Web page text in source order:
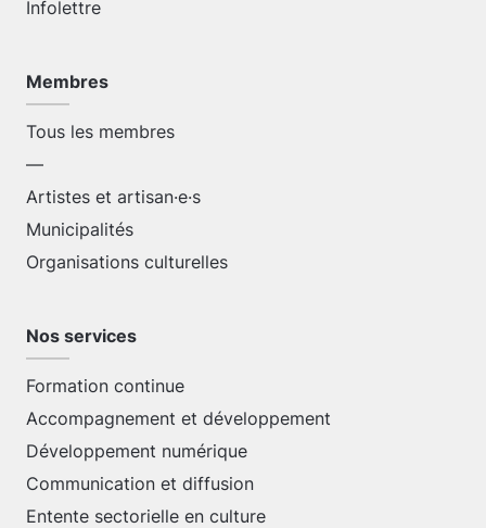
Infolettre
Membres
Tous les membres
—
Artistes et artisan·e·s
Municipalités
Organisations culturelles
Nos services
Formation continue
Accompagnement et développement
Développement numérique
Communication et diffusion
Entente sectorielle en culture